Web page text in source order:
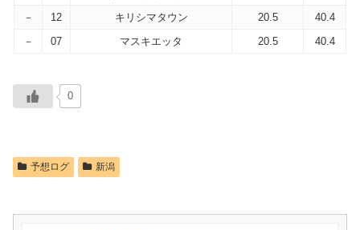
－
12 キリシマタウン 20.5
40.4
－
07 マスキエッタ 20.5 40.4
0
予想ログ 新潟